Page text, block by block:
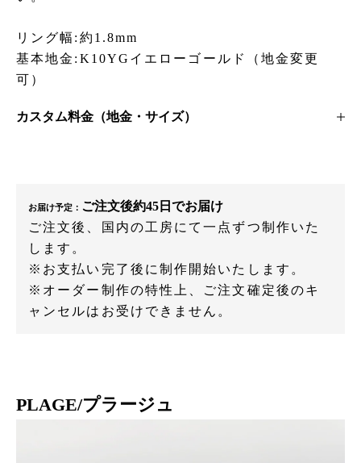
リング幅:約1.8mm
基本地金:K10YGイエローゴールド（地金変更
可）
カスタム料金（地金・サイズ）
お届け予定： ご注文後約45日でお届け
ご注文後、国内の工房にて一点ずつ制作いた
します。
※お支払い完了後に制作開始いたします。
※オーダー制作の特性上、ご注文確定後のキ
ャンセルはお受けできません。
PLAGE/プラージュ